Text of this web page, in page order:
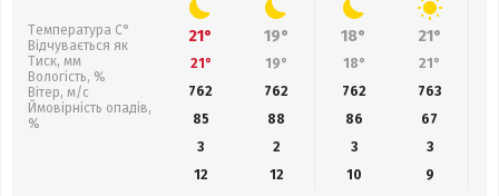
Температура С°
Відчувається як
Тиск, мм
Вологість, %
Вітер, м/с
Ймовірність опадів,
%
21° 19° 18° 21°
21° 19° 18° 21°
762
762 762 763
85
88 86 67
3
2 3
3
12
12 10 9